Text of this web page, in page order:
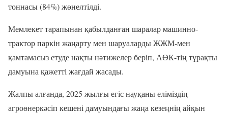
тоннасы (84%) жөнелтілді.
Мемлекет тарапынан қабылданған шаралар машинно-
трактор паркін жаңарту мен шаруаларды ЖЖМ-мен
қамтамасыз етуде нақты нәтижелер беріп, АӨК-тің тұрақты
дамуына қажетті жағдай жасады.
Жалпы алғанда, 2025 жылғы егіс науқаны еліміздің
агроөнеркәсіп кешені дамуындағы жаңа кезеңнің айқын